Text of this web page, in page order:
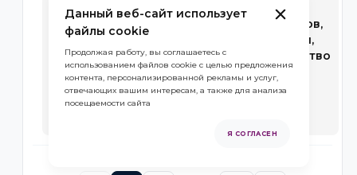
действительно открываются широкие
горизонты для кулинарных экспериментов,
особенно с дополнительными насадками,
которые позволяют реализовать множество
задач на кухне быстро и удобно.
С наилучшими пожеланиями, команда
Данный веб-сайт использует
файлы cookie
Продолжая работу, вы соглашаетесь с
использованием файлов cookie с целью предложения
контента, персонализированной рекламы и услуг,
отвечающих вашим интересам, а также для анализа
посещаемости сайта
Я СОГЛАСЕН